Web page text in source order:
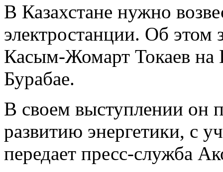
В Казахстане нужно
электростанции. Об этом
Касым-Жомарт Токаев на
Бурабае.
В своем выступлении он
развитию энергетики, с
передает пресс-служба